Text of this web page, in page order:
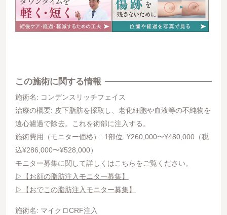
この施術に関する情報
施術名: コンデンスリッチフェイス
治療の概要: 皮下脂肪を採取し、老化細胞や血液等の不純物を
遠心濾過で除去。これを術部に注入する。
施術費用（モニター価格）: 1部位: ¥260,000〜¥480,000（税
込¥286,000〜¥528,000）
モニター募集に関して詳しくはこちらをご覧ください。
▷【お顔の脂肪注入モニター募集】
▷【おでこの脂肪注入モニター募集】
施術名: マイクロCRF注入